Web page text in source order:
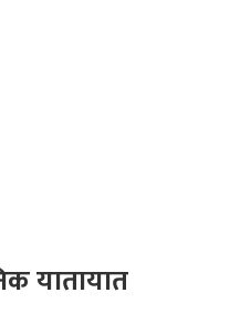
यातायात